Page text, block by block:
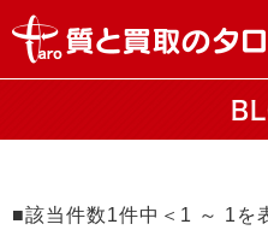
■該当件数1件中＜1 ～ 1